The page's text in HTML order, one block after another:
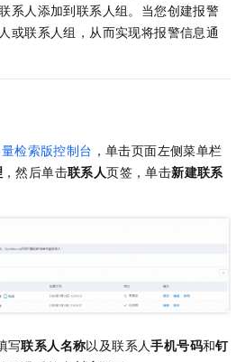
系人添加到联系人组。当您创建报警
或联系人组，从而实现将报警信息通
检索版控制台 ，单击页面左侧菜单栏
，然后单击联系人页签，单击新建联系
写联系人名称以及联系人手机号码和钉